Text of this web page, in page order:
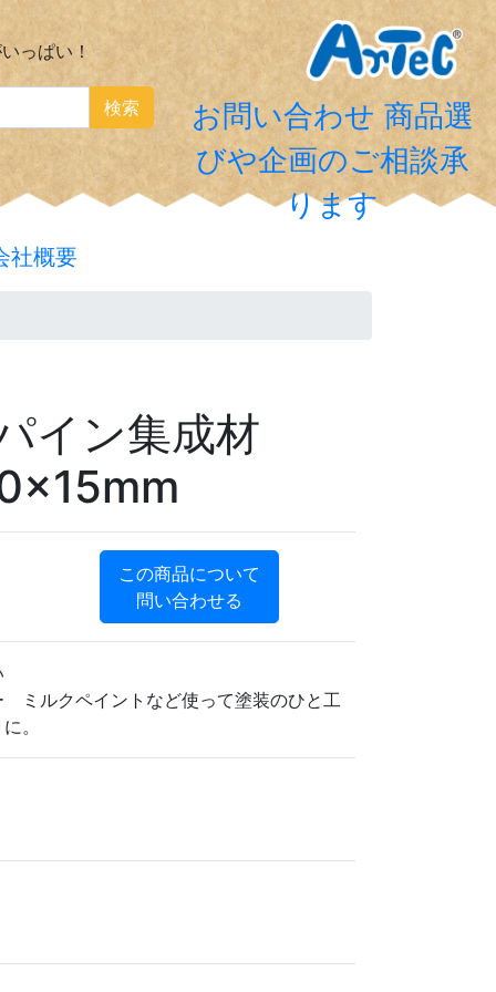
っぱい！
検索 お問い合わせ 商品選
びや企画のご相談承
ります
社概要
イン集成材
この商品について
問い合わせる
ミルクペイントなど使って塗装のひと工
。